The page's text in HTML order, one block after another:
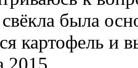
была
картофель и
2015